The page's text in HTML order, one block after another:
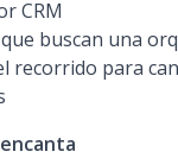
CRM
buscan una
recorrido para